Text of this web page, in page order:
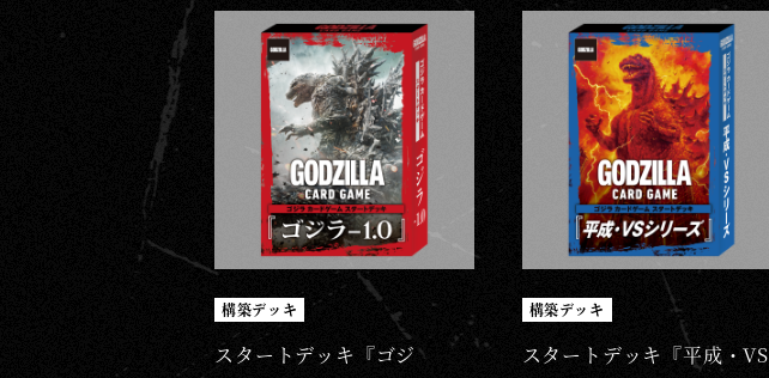
構築デッキ
スタートデッキ『ゴジ
構築デッキ
スタートデッキ『平成・VS